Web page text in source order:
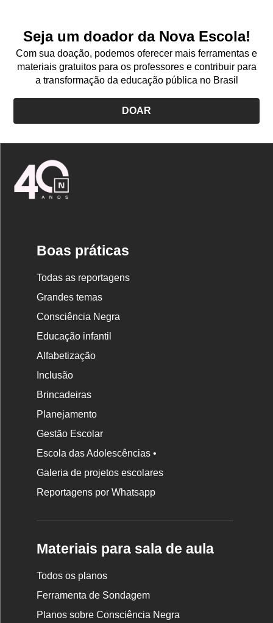
Seja um doador da Nova Escola!
Com sua doação, podemos oferecer mais ferramentas e
materiais gratuitos para os professores e contribuir para
a transformação da educação pública no Brasil
DOAR
Boas práticas
Todas as reportagens
Grandes temas
Consciência Negra
Educação infantil
Alfabetização
Inclusão
Brincadeiras
Planejamento
Gestão Escolar
Escola das Adolescências •
Galeria de projetos escolares
Reportagens por Whatsapp
Materiais para sala de aula
Todos os planos
Ferramenta de Sondagem
Planos sobre Consciência Negra